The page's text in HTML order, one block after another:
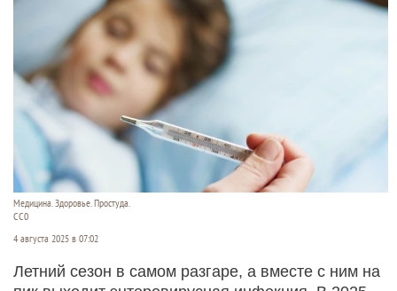
Медицина. Здоровье. Простуда.
СС0
4 августа 2025 в 07:02
Летний сезон в самом разгаре, а вместе с ним на